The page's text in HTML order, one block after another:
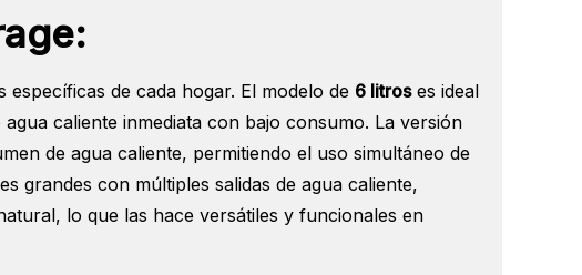
:
específicas de cada hogar. El modelo de 6 litroses ideal
caliente inmediata con bajo consumo. La versión
de agua caliente, permitiendo el uso simultáneo de
grandes con múltiples salidas de agua caliente,
lo que las hace versátiles y funcionales en